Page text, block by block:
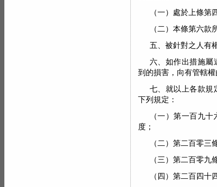
（一）處於上條第
（二）本條第六款
五、被針對之人有
六、如作出措施屬
到的損害，向有管轄
七、就以上各款規
下列規定：
（一）第一百九
度；
（二）第二百零
（三）第二百零九
（四）第二百四十